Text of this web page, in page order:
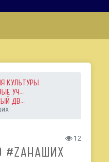
КУЛЬТУРЫ
УЧ...
ДВ...
12
#ZАНАШИХ